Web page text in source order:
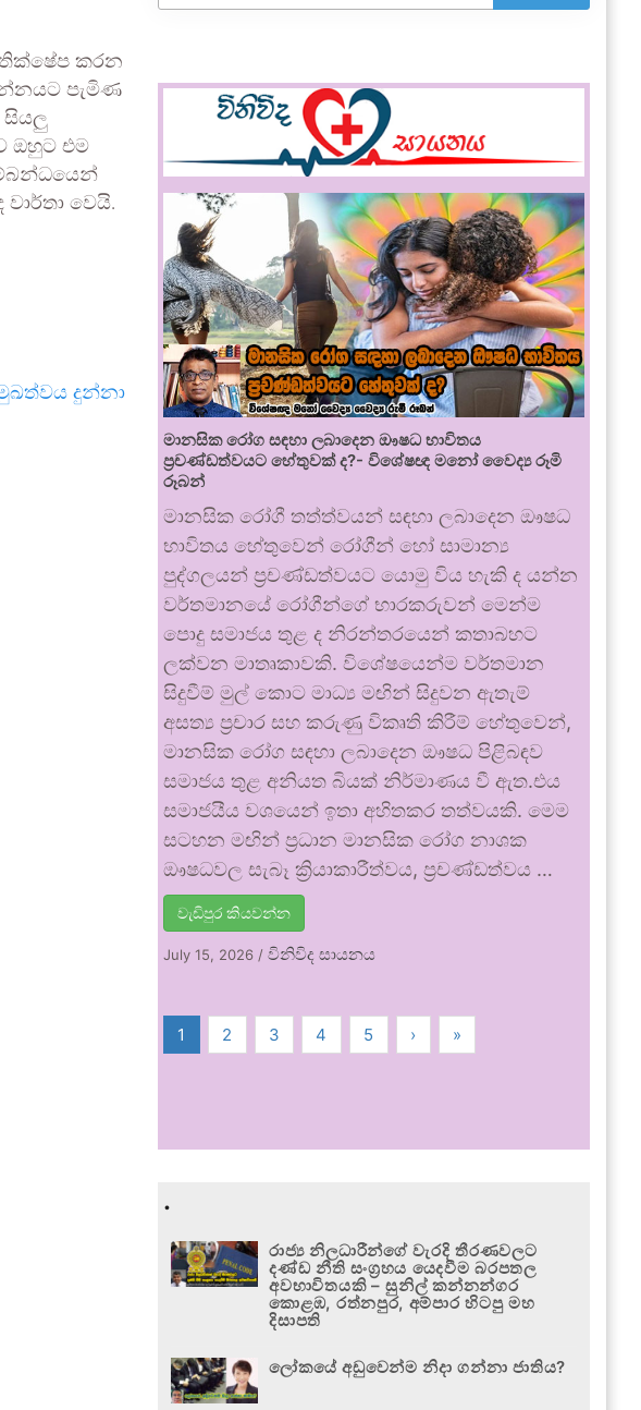
කරන
පැමිණ
සියලු
ඔහුට එම
වෙයි.
දුන්නා
මානසික රෝග සඳහා ලබාදෙන ඖෂධ භාවිතය
ප්‍රචණ්ඩත්වයට හේතුවක් ද?- විශේෂඥ මනෝ වෛද්‍ය රූමි
රූබන්
මානසික රෝගී තත්ත්වයන් සඳහා ලබාදෙන ඖෂධ
භාවිතය හේතුවෙන් රෝගීන් හෝ සාමාන්‍ය
පුද්ගලයන් ප්‍රචණ්ඩත්වයට යොමු විය හැකි ද යන්න
වර්තමානයේ රෝගීන්ගේ භාරකරුවන් මෙන්ම
පොදු සමාජය තුළ ද නිරන්තරයෙන් කතාබහට
ලක්වන මාතෘකාවකි. විශේෂයෙන්ම වර්තමාන
සිදුවීම් මුල් කොට මාධ්‍ය මඟින් සිදුවන ඇතැම්
අසත්‍ය ප්‍රචාර සහ කරුණු විකෘති කිරීම් හේතුවෙන්,
මානසික රෝග සඳහා ලබාදෙන ඖෂධ පිළිබඳව
සමාජය තුළ අනියත බියක් නිර්මාණය වී ඇත.එය
සමාජයීය වශයෙන් ඉතා අහිතකර තත්වයකි. මෙම
සටහන මඟින් ප්‍රධාන මානසික රෝග නාශක
ඖෂධවල සැබෑ ක්‍රියාකාරීත්වය, ප්‍රචණ්ඩත්වය …
වැඩිපුර කියවන්න
July 15, 2026 /විනිවිද සායනය
1 2 3 4 5 › »
.
රාජ්‍ය නිලධාරීන්ගේ වැරදි තීරණවලට
දණ්ඩ නීති සංග්‍රහය යෙදවීම බරපතල
අවභාවිතයකි – සුනිල් කන්නන්ගර
කොළඹ, රත්නපුර, අම්පාර හිටපු මහ
දිසාපති
ලෝකයේ අඩුවෙන්ම නිදා ගන්නා ජාතිය?